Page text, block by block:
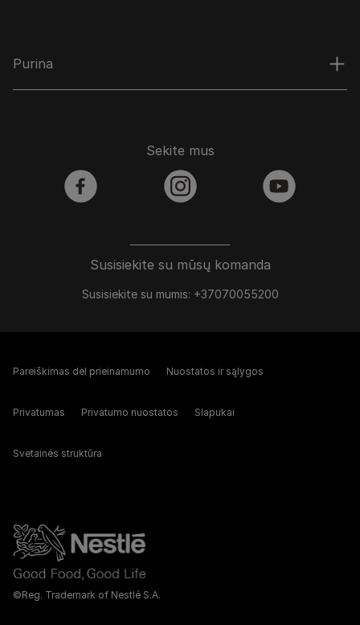
Purina
Susisiekite su mūsų komanda
Susisiekite su mumis: +37070055200
Sekite mus
facebook instagram youtube
©Reg. Trademark of Nestlé S.A.
Pareiškimas dėl prieinamumo Nuostatos ir sąlygos
Privatumas Privatumo nuostatos Slapukai
Svetainės struktūra